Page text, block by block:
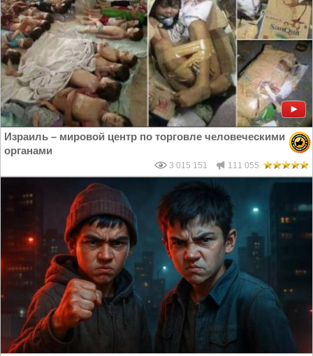
Израиль – мировой центр по торговле человеческими
органами
3 015 151 111 055